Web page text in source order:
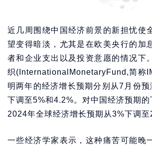
近几周围绕中国经济前景的新担忧使
望变得暗淡，尤其是在欧美央行的加
者和企业支出以及投资意愿的情况下
织(InternationalMonetaryFund,简称
明两年的经济增长预期分别从7月份
下调至5%和4.2%。对中国经济预期
2024年全球经济增长预期从3%下调至
一些经济学家表示，这种痛苦可能晚